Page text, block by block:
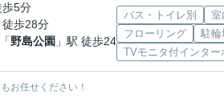
歩5分
徒歩28分
「野島公園 」駅 徒歩24
バス・トイレ別 室
フローリング
駐輪
TVモニタ付インター
お任せください！